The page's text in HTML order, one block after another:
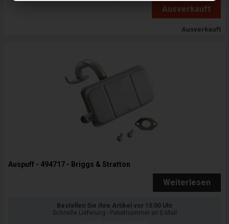
Ausverkauft
Ausverkauft
Auspuff - 494717 - Briggs & Stratton
Weiterlesen
Bestellen Sie Ihre Artikel vor 15:00 Uhr
Schnelle Lieferung - Paketnummer an E-Mail